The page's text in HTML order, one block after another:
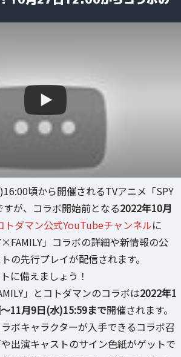
頃から開催されるTVアニメ「SPY
が、コラボ開始前となる2022年10月
トダマン公式YouTubeチャンネルに
」コラボの詳細や新情報の公
の先行プレイが配信されます。
に備えましょう！
」とコトダマンのコラボは2022年1
11月9日(水)15:59まで開催されます。
ボキャラクターが入手できるコラボ召
出演キャストのサイン色紙がゲットで